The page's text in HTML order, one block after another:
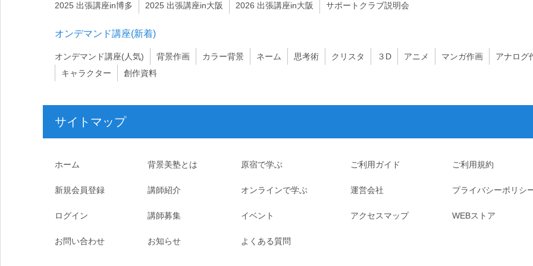
2025 出張講座in博多 2025 出張講座in大阪 2026 出張講座in大阪 サポートクラブ説明会
オンデマンド講座(新着)
オンデマンド講座(人気) 背景作画 カラー背景 ネーム 思考術 クリスタ ３D アニメ マンガ作画
アナログ
キャラクター
創作資料
サイトマップ
ホーム
新規会員登録
ログイン
お問い合わせ
背景美塾とは
講師紹介
講師募集
お知らせ
原宿で学ぶ
オンラインで学ぶ
イベント
よくある質問
ご利用ガイド
運営会社
アクセスマップ
ご利用規約
プライバシーポリシ
WEBストア